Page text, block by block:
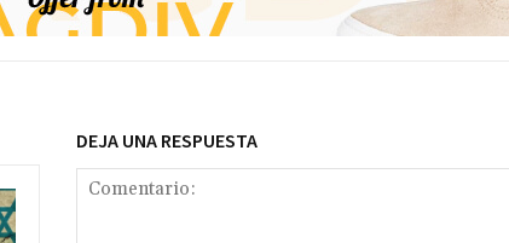
DEJA UNA RESPUESTA